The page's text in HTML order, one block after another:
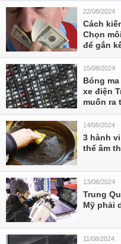
22/08/2024
Cách
Chọn
để gắn
15/08/2024
Bóng
xe điện
muốn ra
14/08/2024
3 hành
thể âm
13/08/2024
Trung
Mỹ phải
11/08/2024